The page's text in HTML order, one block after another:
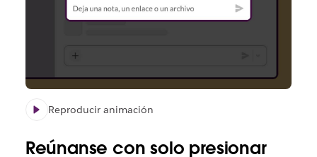
Reproducir animación
Reúnanse con solo presionar